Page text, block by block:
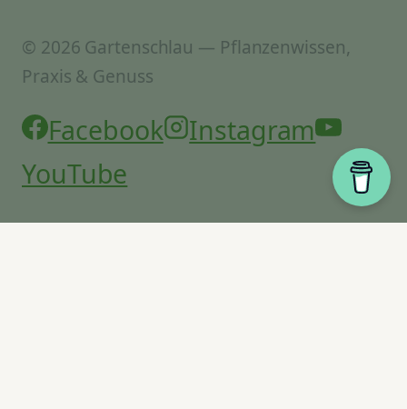
© 2026 Gartenschlau — Pflanzenwissen,
Praxis & Genuss
Facebook
Instagram
YouTube